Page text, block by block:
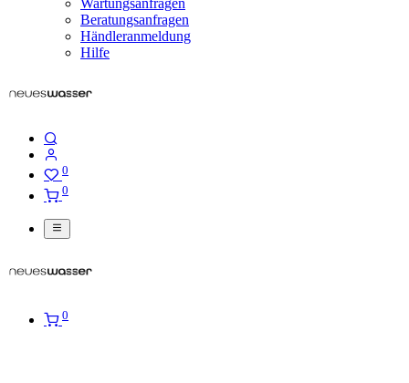
Wartungsanfragen
Beratungsanfragen
Händleranmeldung
Hilfe
0
0
0